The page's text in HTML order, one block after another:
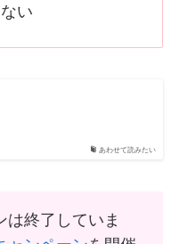
い
あわせて読みたい
は終了していま